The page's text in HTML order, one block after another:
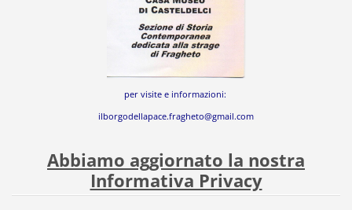
per visite e informazioni:
ilborgodellapace.fragheto@gmail.com
Abbiamo aggiornato la nostra
Informativa Privacy